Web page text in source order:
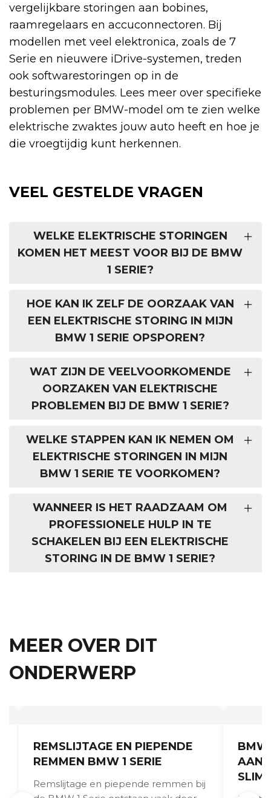
vergelijkbare storingen aan bobines,
raamregelaars en accuconnectoren. Bij
modellen met veel elektronica, zoals de 7
Serie en nieuwere iDrive-systemen, treden
ook softwarestoringen op in de
besturingsmodules. Lees meer over specifieke
problemen per BMW-model om te zien welke
elektrische zwaktes jouw auto heeft en hoe je
die vroegtijdig kunt herkennen.
VEEL GESTELDE VRAGEN
WELKE ELEKTRISCHE STORINGEN
KOMEN HET MEEST VOOR BIJ DE BMW
1 SERIE?
HOE KAN IK ZELF DE OORZAAK VAN
EEN ELEKTRISCHE STORING IN MIJN
BMW 1 SERIE OPSPOREN?
WAT ZIJN DE VEELVOORKOMENDE
OORZAKEN VAN ELEKTRISCHE
PROBLEMEN BIJ DE BMW 1 SERIE?
WELKE STAPPEN KAN IK NEMEN OM
ELEKTRISCHE STORINGEN IN MIJN
BMW 1 SERIE TE VOORKOMEN?
WANNEER IS HET RAADZAAM OM
PROFESSIONELE HULP IN TE
SCHAKELEN BIJ EEN ELEKTRISCHE
STORING IN DE BMW 1 SERIE?
MEER OVER DIT
ONDERWERP